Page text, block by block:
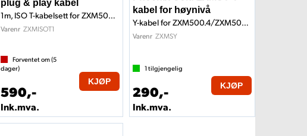
plug & play kabel
1m, ISO T-kabelsett for ZXM500.4
Varenr ZXMISOT1
Forventet om (5
dager)
590,-
Ink.mva.
KJØP
kabel for høynivå
Y-kabel for ZXM500.4/ZXM500.1
Varenr ZXMSY
1tilgjengelig
290,-
Ink.mva.
KJØP